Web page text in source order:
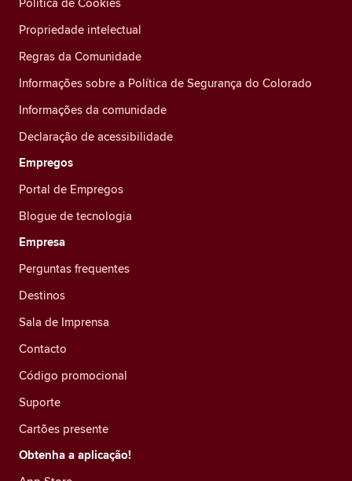
Propriedade intelectual
Regras da Comunidade
Informações sobre a Política de Segurança do Colorado
Informações da comunidade
Declaração de acessibilidade
Empregos
Portal de Empregos
Blogue de tecnologia
Empresa
Perguntas frequentes
Destinos
Sala de Imprensa
Contacto
Código promocional
Suporte
Cartões presente
Obtenha a aplicação!